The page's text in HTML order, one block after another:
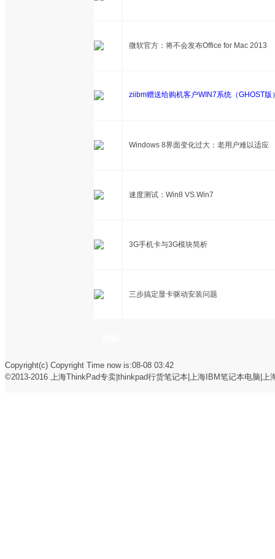
微软官方：将不会发布Office for Mac 2013
ziibm赠送给购机客户WIN7系统（GHOST
Windows 8界面变化过大：老用户难以适应
速度测试：Win8 VS.Win7
3G手机卡与3G模块简析
三步搞定显卡驱动安装问题
Copyright(c) Copyright Time now is:08-08 03:42
©2013-2016
上海ThinkPad专卖|thinkpad行货笔记本|上海IBM笔记本电脑|上